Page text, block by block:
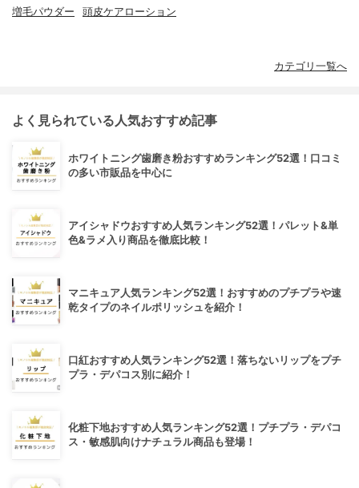
増毛パウダー 頭皮ケアローション
カテゴリ一覧へ
よく見られている人気おすすめ記事
ホワイトニング歯磨き粉おすすめランキング52選！口コミ
の多い市販品を中心に
アイシャドウおすすめ人気ランキング52選！パレット&単
色&ラメ入り商品を徹底比較！
マニキュア人気ランキング52選！おすすめのプチプラや速
乾タイプのネイルポリッシュを紹介！
口紅おすすめ人気ランキング52選！落ちないリップをプチ
プラ・デパコス別に紹介！
化粧下地おすすめ人気ランキング52選！プチプラ・デパコ
ス・敏感肌向けナチュラル商品も登場！